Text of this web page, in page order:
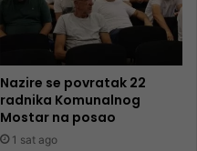
Nazire se povratak 22
radnika Komunalnog
Mostar na posao
1 sat ago